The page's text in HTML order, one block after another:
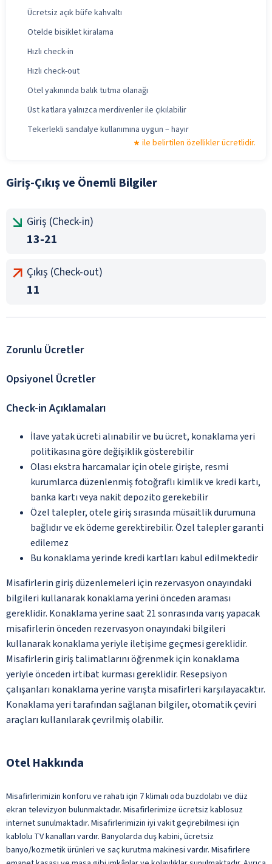
Ücretsiz açık büfe kahvaltı
Otelde bisiklet kiralama
Hızlı check-in
Hızlı check-out
Otel yakınında balık tutma olanağı
Üst katlara yalnızca merdivenler ile çıkılabilir
Tekerlekli sandalye kullanımına uygun – hayır
ile belirtilen özellikler ücretlidir.
Giriş-Çıkış ve Önemli Bilgiler
Giriş (Check-in)
13-21
Çıkış (Check-out)
11
Zorunlu Ücretler
Opsiyonel Ücretler
Check-in Açıklamaları
İlave yatak ücreti alınabilir ve bu ücret, konaklama yeri
politikasına göre değişiklik gösterebilir
Olası ekstra harcamalar için otele girişte, resmi
kurumlarca düzenlenmiş fotoğraflı kimlik ve kredi kartı,
banka kartı veya nakit depozito gerekebilir
Özel talepler, otele giriş sırasında müsaitlik durumuna
bağlıdır ve ek ödeme gerektirebilir. Özel talepler garanti
edilemez
Bu konaklama yerinde kredi kartları kabul edilmektedir
Misafirlerin giriş düzenlemeleri için rezervasyon onayındaki
bilgileri kullanarak konaklama yerini önceden araması
gereklidir. Konaklama yerine saat 21 sonrasında varış yapacak
misafirlerin önceden rezervasyon onayındaki bilgileri
kullanarak konaklama yeriyle iletişime geçmesi gereklidir.
Misafirlerin giriş talimatlarını öğrenmek için konaklama
yeriyle önceden irtibat kurması gereklidir. Resepsiyon
çalışanları konaklama yerine varışta misafirleri karşılayacaktır.
Konaklama yeri tarafından sağlanan bilgiler, otomatik çeviri
araçları kullanılarak çevrilmiş olabilir.
Otel Hakkında
Misafirlerimizin konforu ve rahatı için 7 klimalı oda buzdolabı ve düz
ekran televizyon bulunmaktadır. Misafirlerimize ücretsiz kablosuz
internet sunulmaktadır. Misafirlerimizin iyi vakit geçirebilmesi için
kablolu TV kanalları vardır. Banyolarda duş kabini, ücretsiz
banyo/kozmetik ürünleri ve saç kurutma makinesi vardır. Misafirlere